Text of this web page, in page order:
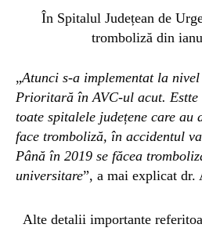
În Spitalul Județean de
tromboliză din
„Atunci s-a implementat la
Prioritară în AVC-ul acut. Estte
toate spitalele județene care au
face tromboliză, în accidentul
Până în 2019 se făcea
universitare”, a mai explicat dr.
Alte detalii importante